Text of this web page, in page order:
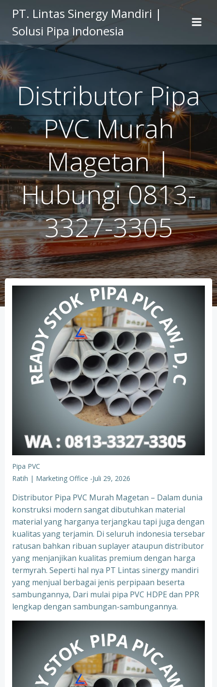
to
content
PT. Lintas Sinergy Mandiri |
Solusi Pipa Indonesia
Distributor Pipa
PVC Murah
Magetan |
Hubungi 0813-
3327-3305
Pipa PVC
Ratih | Marketing Office -Juli 29, 2026
Distributor Pipa PVC Murah Magetan – Dalam dunia
konstruksi modern sangat dibutuhkan material
material yang harganya terjangkau tapi juga dengan
kualitas yang terjamin. Di seluruh indonesia tersebar
ratusan bahkan ribuan suplayer ataupun distributor
yang menjanjikan kualitas premium dengan harga
termyrah. Seperti hal nya PT Lintas sinergy mandiri
yang menjual berbagai jenis perpipaan beserta
sambungannya, Dari mulai pipa PVC HDPE dan PPR
lengkap dengan sambungan-sambungannya.